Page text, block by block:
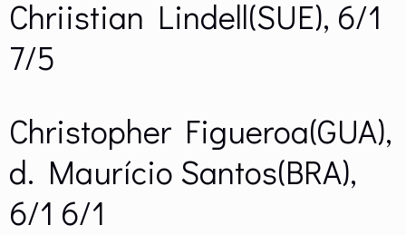
Chriistian Lindell(SUE), 6/1
7/5
Christopher Figueroa(GUA),
d. Maurício Santos(BRA),
6/1 6/1